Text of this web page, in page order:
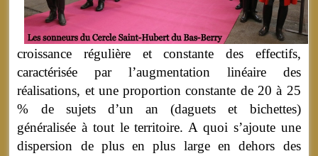
croissance régulière et constante des effectifs,
caractérisée par l’augmentation linéaire des
réalisations, et une proportion constante de 20 à 25
% de sujets d’un an (daguets et bichettes)
généralisée à tout le territoire. A quoi s’ajoute une
dispersion de plus en plus large en dehors des